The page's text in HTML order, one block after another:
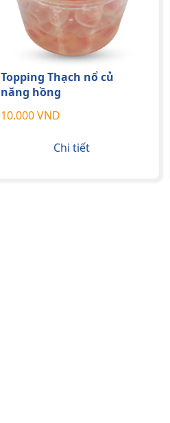
Topping Thạch nổ củ
năng hồng
10.000 VND
Chi tiết